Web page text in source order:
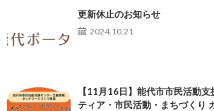
更新休止のお知らせ
2024.10.21
【11月16日】能代市市民活動
ティア・市民活動・まちづくり